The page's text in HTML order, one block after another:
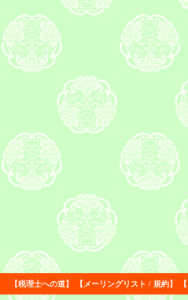
【税理士への道】 【 メーリングリスト / 規約】 【